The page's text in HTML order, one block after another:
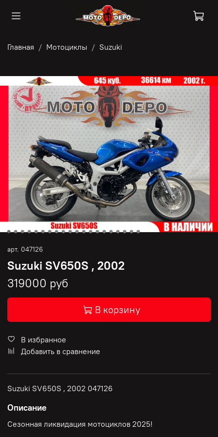
Главная Мотоциклы Suzuki
арт. 047126
Suzuki SV650S , 2002
319000 руб
В корзину
В избранное
Добавить в сравнение
Suzuki SV650S , 2002 047126
Описание
Сезонная ликвидация мотоциклов 2025!